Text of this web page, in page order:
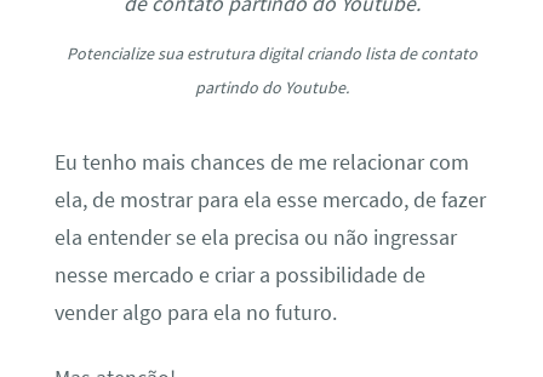
Potencialize sua estrutura digital criando lista de contato
partindo do Youtube.
Eu tenho mais chances de me relacionar com
ela, de mostrar para ela esse mercado, de fazer
ela entender se ela precisa ou não ingressar
nesse mercado e criar a possibilidade de
vender algo para ela no futuro.